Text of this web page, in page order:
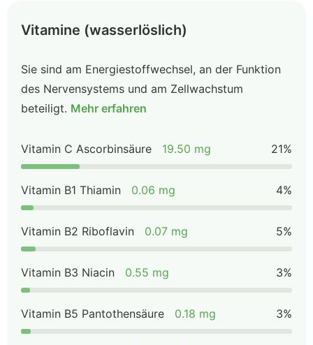
Vitamine (wasserlöslich)
Sie sind am Energiestoffwechsel, an der Funktion
des Nervensystems und am Zellwachstum
beteiligt. Mehr erfahren
Vitamin C Ascorbinsäure 19.50 mg 21%
Vitamin B1 Thiamin 0.06 mg 4%
Vitamin B2 Riboflavin 0.07 mg 5%
Vitamin B3 Niacin 0.55 mg 3%
Vitamin B5 Pantothensäure 0.18 mg 3%